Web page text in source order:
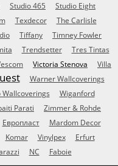
Studio 465
Studio Eight
Texdecor
The Carlisle
Tiffany
Timney Fowler
Trendsetter
Tres Tintas
Victoria Stenova
Villa
Warner Wallcoverings
Wallcoverings
Wiganford
Parati Zimmer & Rohde
Европласт
Mardom Decor
Komar Vinylpex
Erfurt
NC Faboie